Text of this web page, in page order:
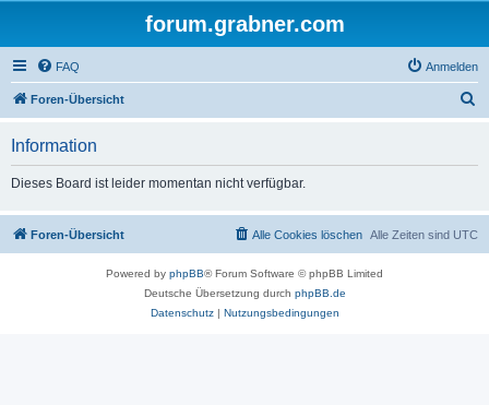
forum.grabner.com
FAQ Anmelden
Foren-Übersicht
Information
Dieses Board ist leider momentan nicht verfügbar.
Foren-Übersicht Alle Zeiten sind UTC
Alle Cookies löschen
Powered by phpBB® Forum Software © phpBB Limited
Deutsche Übersetzung durch phpBB.de
Datenschutz| Nutzungsbedingungen